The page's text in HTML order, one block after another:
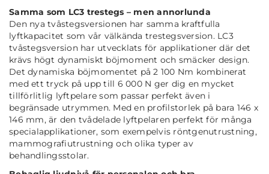
Samma som LC3 trestegs – men annorlunda
Den nya tvåstegsversionen har samma kraftfulla
lyftkapacitet som vår välkända trestegsversion. LC3
tvåstegsversion har utvecklats för applikationer där det
krävs högt dynamiskt böjmoment och smäcker design.
Det dynamiska böjmomentet på 2 100 Nm kombinerat
med ett tryck på upp till 6 000 N ger dig en mycket
tillförlitlig lyftpelare som passar perfekt även i
begränsade utrymmen. Med en profilstorlek på bara 146 x
146 mm, är den tvådelade lyftpelaren perfekt för många
specialapplikationer, som exempelvis röntgenutrustning,
mammografiutrustning och olika typer av
behandlingsstolar.